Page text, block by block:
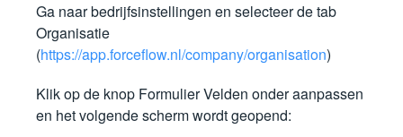
Ga naar bedrijfsinstellingen en selecteer de tab
Organisatie
(https://app.forceflow.nl/company/organisation)
Klik op de knop Formulier Velden onder aanpassen
en het volgende scherm wordt geopend: